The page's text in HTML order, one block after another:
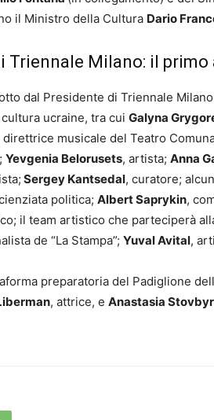
il Ministro della Cultura Dario
Triennale Milano: il
dal Presidente di Triennale Milano
ucraine, tra cui Galyna
direttrice musicale del Teatro
Yevgenia Belorusets, artista; Anna
Sergey Kantsedal, curatore;
politica; Albert Saprykin,
il team artistico che parteciperà
de “La Stampa”; Yuval Avital,
preparatoria del Padiglione
, attrice, e Anastasia Stovbyr